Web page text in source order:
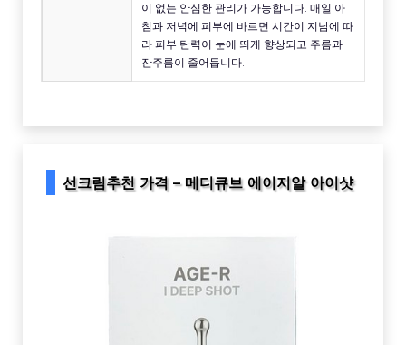
이 없는 안심한 관리가 가능합니다. 매일 아
침과 저녁에 피부에 바르면 시간이 지남에 따
라 피부 탄력이 눈에 띄게 향상되고 주름과
잔주름이 줄어듭니다.
선크림추천 가격 – 메디큐브 에이지알 아이샷